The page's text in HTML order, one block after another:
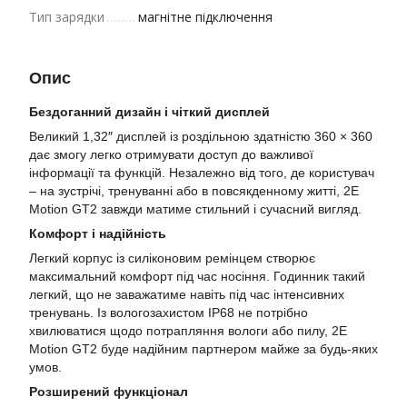
Тип зарядки магнітне підключення
Опис
Бездоганний дизайн і чіткий дисплей
Великий 1,32″ дисплей із роздільною здатністю 360 × 360
дає змогу легко отримувати доступ до важливої
інформації та функцій. Незалежно від того, де користувач
– на зустрічі, тренуванні або в повсякденному житті, 2E
Motion GT2 завжди матиме стильний і сучасний вигляд.
Комфорт і надійність
Легкий корпус із силіконовим ремінцем створює
максимальний комфорт під час носіння. Годинник такий
легкий, що не заважатиме навіть під час інтенсивних
тренувань. Із вологозахистом IP68 не потрібно
хвилюватися щодо потрапляння вологи або пилу, 2E
Motion GT2 буде надійним партнером майже за будь-яких
умов.
Розширений функціонал